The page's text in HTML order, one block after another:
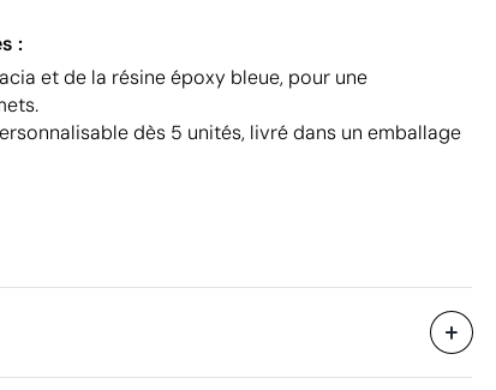
:
et de la résine époxy bleue, pour une
dès 5 unités, livré dans un emballage